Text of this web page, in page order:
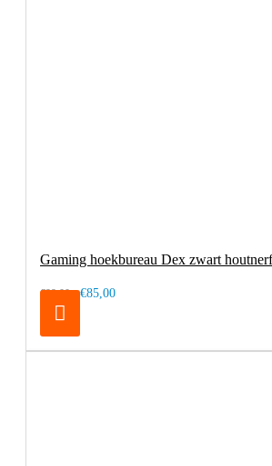
Gaming hoekbureau Dex zwart
€99,00 €85,00